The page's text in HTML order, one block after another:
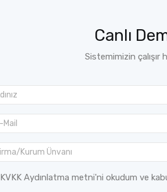
Canlı
Sistemimizin çalışır
KVKK Aydınlatma metni'ni okudum ve